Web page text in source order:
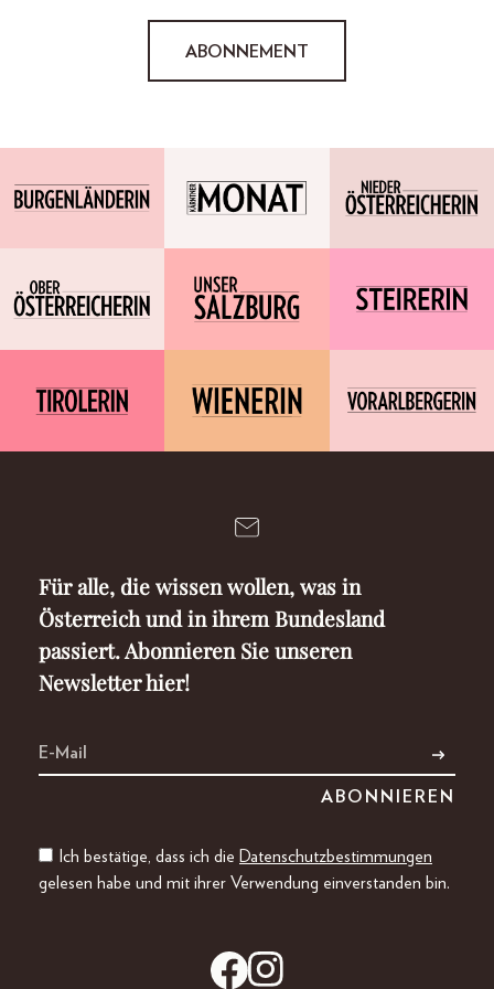
ABONNEMENT
Für alle, die wissen wollen, was in
Österreich und in ihrem Bundesland
passiert. Abonnieren Sie unseren
Newsletter hier!
Ich bestätige, dass ich die Datenschutzbestimmungen
gelesen habe und mit ihrer Verwendung einverstanden bin.